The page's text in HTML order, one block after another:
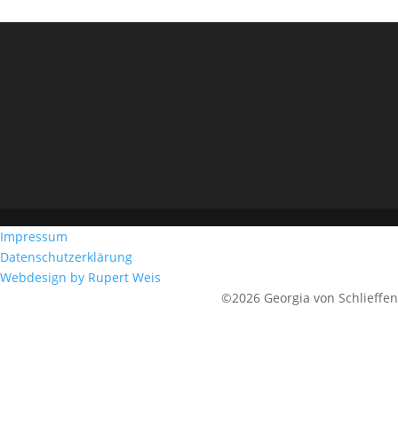
Impressum
Datenschutzerklärung
Webdesign by Rupert Weis
©2026 Georgia von Schlieffen